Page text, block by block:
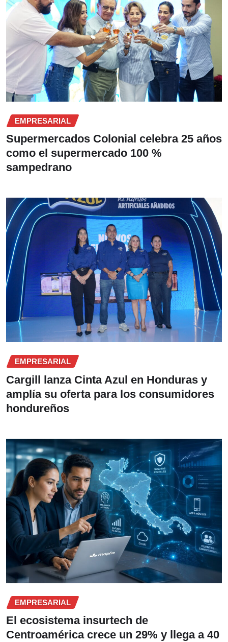
EMPRESARIAL
Supermercados Colonial celebra 25 años
como el supermercado 100 %
sampedrano
EMPRESARIAL
Cargill lanza Cinta Azul en Honduras y
amplía su oferta para los consumidores
hondureños
EMPRESARIAL
El ecosistema insurtech de
Centroamérica crece un 29% y llega a 40